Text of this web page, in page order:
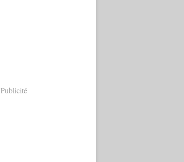
Publicité